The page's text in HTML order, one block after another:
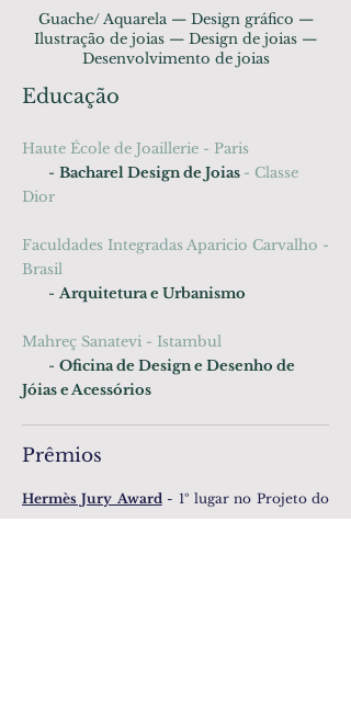
Guache/ Aquarela — Design gráfico —
Ilustração de joias — Design de joias —
Desenvolvimento de joias
Educação
Haute École de Joaillerie - Paris
- Bacharel Design de Joias - Classe
Dior
Faculdades Integradas Aparicio Carvalho -
Brasil
- Arquitetura e Urbanismo
Mahreç Sanatevi - Istambul
- Oficina de Design e Desenho de
Jóias e Acessórios
Prêmios
Hermès Jury Award- 1º lugar no Projeto do